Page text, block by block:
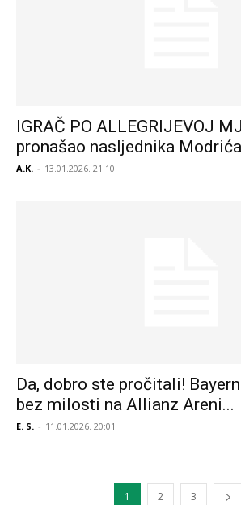
IGRAČ PO ALLEGRIJEVOJ
pronašao nasljednika
A.K. - 13.01.2026. 21:10
Da, dobro ste pročitali!
bez milosti na Allianz Areni...
E. S. - 11.01.2026. 20:01
1 2 3